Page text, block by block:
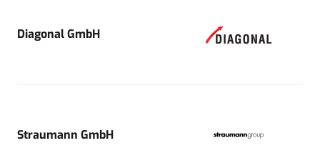
Diagonal GmbH
Straumann GmbH